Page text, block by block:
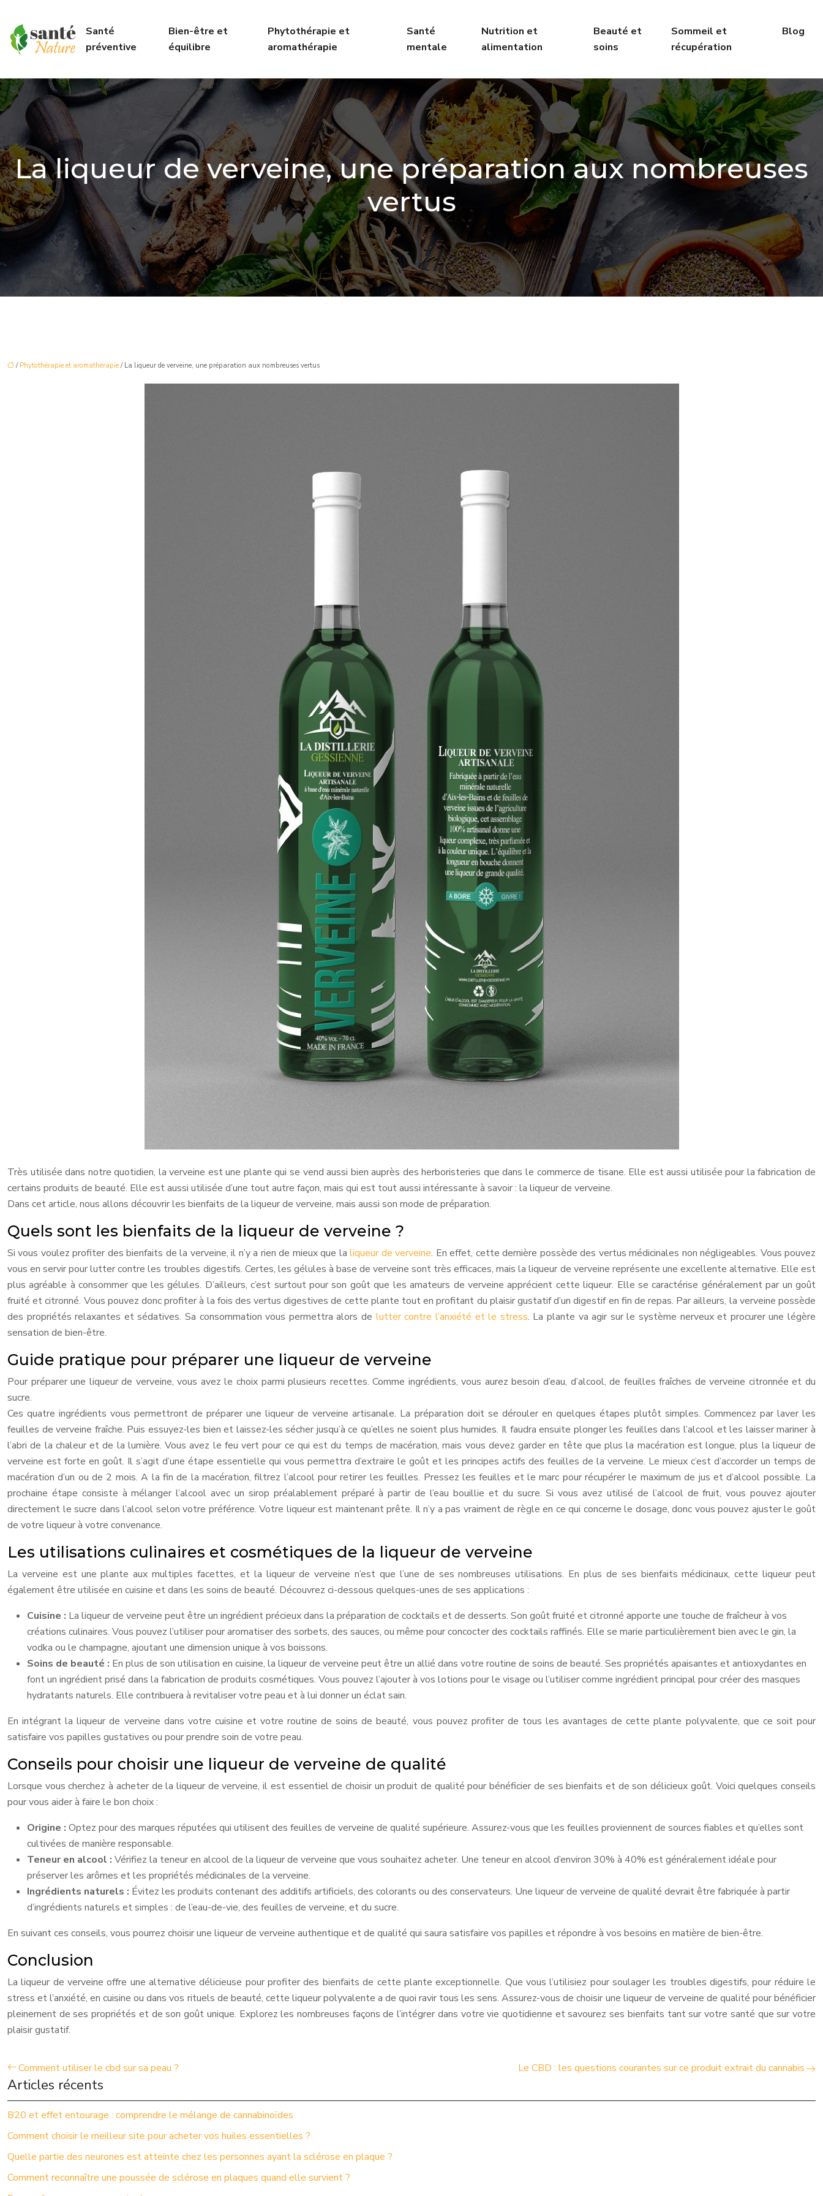
Santé
préventive
Bien-être et
équilibre
Phytothérapie et
aromathérapie
Santé
mentale
Nutrition et
alimentation
Beauté et
soins
Sommeil et
récupération
Blog
La liqueur de verveine, une préparation aux nombreuses
vertus
/ Phytothérapie et aromathérapie / La liqueur de verveine, une préparation aux nombreuses vertus
Très utilisée dans notre quotidien, la verveine est une plante qui se vend aussi bien auprès des herboristeries que dans le commerce de tisane. Elle est aussi utilisée pour la fabrication de
certains produits de beauté. Elle est aussi utilisée d’une tout autre façon, mais qui est tout aussi intéressante à savoir : la liqueur de verveine.
Dans cet article, nous allons découvrir les bienfaits de la liqueur de verveine, mais aussi son mode de préparation.
Quels sont les bienfaits de la liqueur de verveine ?
Si vous voulez profiter des bienfaits de la verveine, il n’y a rien de mieux que laliqueur de verveine. En effet, cette dernière possède des vertus médicinales non négligeables. Vous pouvez
vous en servir pour lutter contre les troubles digestifs. Certes, les gélules à base de verveine sont très efficaces, mais la liqueur de verveine représente une excellente alternative. Elle est
plus agréable à consommer que les gélules. D’ailleurs, c’est surtout pour son goût que les amateurs de verveine apprécient cette liqueur. Elle se caractérise généralement par un goût
fruité et citronné. Vous pouvez donc profiter à la fois des vertus digestives de cette plante tout en profitant du plaisir gustatif d’un digestif en fin de repas. Par ailleurs, la verveine possède
des propriétés relaxantes et sédatives. Sa consommation vous permettra alors de lutter contre l’anxiété et le stress. La plante va agir sur le système nerveux et procurer une légère
sensation de bien-être.
Guide pratique pour préparer une liqueur de verveine
Pour préparer une liqueur de verveine, vous avez le choix parmi plusieurs recettes. Comme ingrédients, vous aurez besoin d’eau, d’alcool, de feuilles fraîches de verveine citronnée et du
sucre.
Ces quatre ingrédients vous permettront de préparer une liqueur de verveine artisanale. La préparation doit se dérouler en quelques étapes plutôt simples. Commencez par laver les
feuilles de verveine fraîche. Puis essuyez-les bien et laissez-les sécher jusqu’à ce qu’elles ne soient plus humides. Il faudra ensuite plonger les feuilles dans l’alcool et les laisser mariner à
l’abri de la chaleur et de la lumière. Vous avez le feu vert pour ce qui est du temps de macération, mais vous devez garder en tête que plus la macération est longue, plus la liqueur de
verveine est forte en goût. Il s’agit d’une étape essentielle qui vous permettra d’extraire le goût et les principes actifs des feuilles de la verveine. Le mieux c’est d’accorder un temps de
macération d’un ou de 2 mois. A la fin de la macération, filtrez l’alcool pour retirer les feuilles. Pressez les feuilles et le marc pour récupérer le maximum de jus et d’alcool possible. La
prochaine étape consiste à mélanger l’alcool avec un sirop préalablement préparé à partir de l’eau bouillie et du sucre. Si vous avez utilisé de l’alcool de fruit, vous pouvez ajouter
directement le sucre dans l’alcool selon votre préférence. Votre liqueur est maintenant prête. Il n’y a pas vraiment de règle en ce qui concerne le dosage, donc vous pouvez ajuster le goût
de votre liqueur à votre convenance.
Les utilisations culinaires et cosmétiques de la liqueur de verveine
La verveine est une plante aux multiples facettes, et la liqueur de verveine n’est que l’une de ses nombreuses utilisations. En plus de ses bienfaits médicinaux, cette liqueur peut
également être utilisée en cuisine et dans les soins de beauté. Découvrez ci-dessous quelques-unes de ses applications :
Cuisine : La liqueur de verveine peut être un ingrédient précieux dans la préparation de cocktails et de desserts. Son goût fruité et citronné apporte une touche de fraîcheur à vos
créations culinaires. Vous pouvez l’utiliser pour aromatiser des sorbets, des sauces, ou même pour concocter des cocktails raffinés. Elle se marie particulièrement bien avec le gin, la
vodka ou le champagne, ajoutant une dimension unique à vos boissons.
Soins de beauté : En plus de son utilisation en cuisine, la liqueur de verveine peut être un allié dans votre routine de soins de beauté. Ses propriétés apaisantes et antioxydantes en
font un ingrédient prisé dans la fabrication de produits cosmétiques. Vous pouvez l’ajouter à vos lotions pour le visage ou l’utiliser comme ingrédient principal pour créer des masques
hydratants naturels. Elle contribuera à revitaliser votre peau et à lui donner un éclat sain.
En intégrant la liqueur de verveine dans votre cuisine et votre routine de soins de beauté, vous pouvez profiter de tous les avantages de cette plante polyvalente, que ce soit pour
satisfaire vos papilles gustatives ou pour prendre soin de votre peau.
Conseils pour choisir une liqueur de verveine de qualité
Lorsque vous cherchez à acheter de la liqueur de verveine, il est essentiel de choisir un produit de qualité pour bénéficier de ses bienfaits et de son délicieux goût. Voici quelques conseils
pour vous aider à faire le bon choix :
Origine : Optez pour des marques réputées qui utilisent des feuilles de verveine de qualité supérieure. Assurez-vous que les feuilles proviennent de sources fiables et qu’elles sont
cultivées de manière responsable.
Teneur en alcool : Vérifiez la teneur en alcool de la liqueur de verveine que vous souhaitez acheter. Une teneur en alcool d’environ 30% à 40% est généralement idéale pour
préserver les arômes et les propriétés médicinales de la verveine.
Ingrédients naturels : Évitez les produits contenant des additifs artificiels, des colorants ou des conservateurs. Une liqueur de verveine de qualité devrait être fabriquée à partir
d’ingrédients naturels et simples : de l’eau-de-vie, des feuilles de verveine, et du sucre.
En suivant ces conseils, vous pourrez choisir une liqueur de verveine authentique et de qualité qui saura satisfaire vos papilles et répondre à vos besoins en matière de bien-être.
Conclusion
La liqueur de verveine offre une alternative délicieuse pour profiter des bienfaits de cette plante exceptionnelle. Que vous l’utilisiez pour soulager les troubles digestifs, pour réduire le
stress et l’anxiété, en cuisine ou dans vos rituels de beauté, cette liqueur polyvalente a de quoi ravir tous les sens. Assurez-vous de choisir une liqueur de verveine de qualité pour bénéficier
pleinement de ses propriétés et de son goût unique. Explorez les nombreuses façons de l’intégrer dans votre vie quotidienne et savourez ses bienfaits tant sur votre santé que sur votre
plaisir gustatif.
Comment utiliser le cbd sur sa peau ? Le CBD : les questions courantes sur ce produit extrait du cannabis
Articles récents
B20 et effet entourage : comprendre le mélange de cannabinoïdes
Comment choisir le meilleur site pour acheter vos huiles essentielles ?
Quelle partie des neurones est atteinte chez les personnes ayant la sclérose en plaque ?
Comment reconnaître une poussée de sclérose en plaques quand elle survient ?